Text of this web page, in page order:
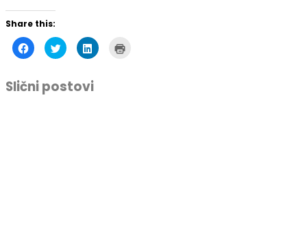
Share this:
Click
to
share
Facebook
(Opens
in
Click
to
share
(Opens
in
Click
to
Slični postovi